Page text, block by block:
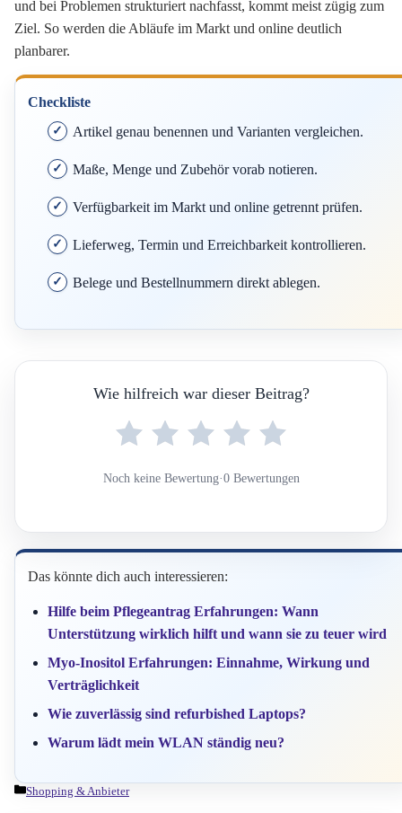
und bei Problemen strukturiert nachfasst, kommt meist zügig zum
Ziel. So werden die Abläufe im Markt und online deutlich
planbarer.
Checkliste
Artikel genau benennen und Varianten vergleichen.
Maße, Menge und Zubehör vorab notieren.
Verfügbarkeit im Markt und online getrennt prüfen.
Lieferweg, Termin und Erreichbarkeit kontrollieren.
Belege und Bestellnummern direkt ablegen.
Wie hilfreich war dieser Beitrag?
Noch keine Bewertung·0 Bewertungen
Das könnte dich auch interessieren:
Hilfe beim Pflegeantrag Erfahrungen: Wann
Unterstützung wirklich hilft und wann sie zu teuer wird
Myo-Inositol Erfahrungen: Einnahme, Wirkung und
Verträglichkeit
Wie zuverlässig sind refurbished Laptops?
Warum lädt mein WLAN ständig neu?
Kategorien
Shopping & Anbieter